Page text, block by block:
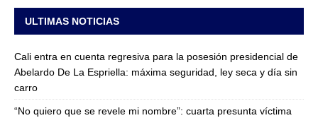
ULTIMAS NOTICIAS
Cali entra en cuenta regresiva para la posesión presidencial de
Abelardo De La Espriella: máxima seguridad, ley seca y día sin
carro
“No quiero que se revele mi nombre”: cuarta presunta víctima